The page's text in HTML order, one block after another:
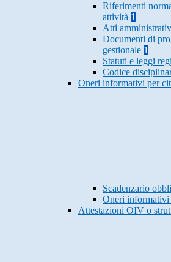
Riferimenti
attività 1
Atti
Documenti di
gestionale 1
Statuti e leggi
Codice
Oneri informativi per
Scadenzario
Oneri informativi
Attestazioni OIV o